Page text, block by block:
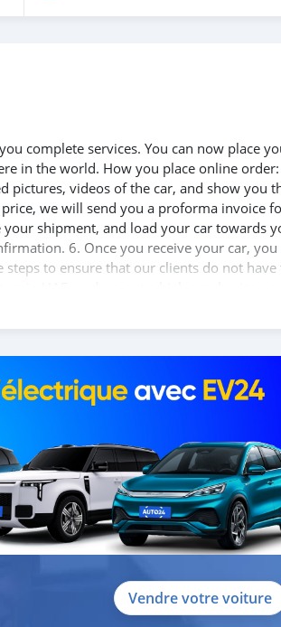
complete services. You can now place
in the world. How you place online
pictures, videos of the car, and show you
we will send you a proforma invoice
shipment, and load your car towards
6. Once you receive your car, you
to ensure that our clients do not have
in UAE, and we put a high emphasize
towards the b
Vendre votre voiture